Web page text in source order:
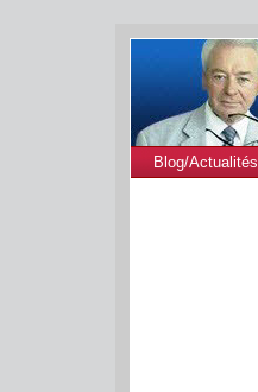
Blog/Actualités